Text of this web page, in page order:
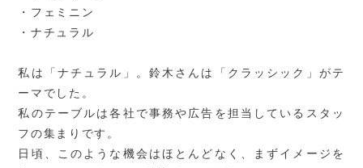
・フェミニン
・ナチュラル
私は「ナチュラル」。鈴木さんは「クラッシック」がテ
ーマでした。
私のテーブルは各社で事務や広告を担当しているスタッ
フの集まりです。
日頃、このような機会はほとんどなく、まずイメージを